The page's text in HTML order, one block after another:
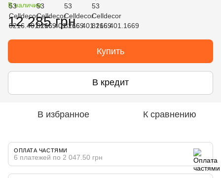
В наличии
12 285 грн
Купить
В кредит
В избранное К сравнению
ОПЛАТА ЧАСТЯМИ
6 платежей по 2 047.50 грн